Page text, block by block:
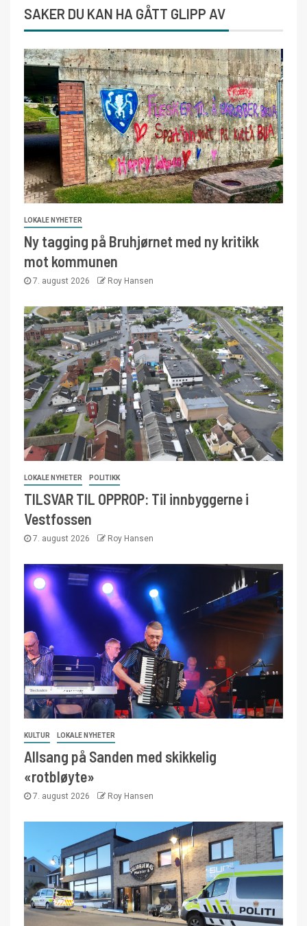
SAKER DU KAN HA GÅTT GLIPP AV
LOKALE NYHETER
Ny tagging på Bruhjørnet med ny kritikk
mot kommunen
7. august 2026 Roy Hansen
LOKALE NYHETER POLITIKK
TILSVAR TIL OPPROP: Til innbyggerne i
Vestfossen
7. august 2026 Roy Hansen
KULTUR LOKALE NYHETER
Allsang på Sanden med skikkelig
«rotbløyte»
7. august 2026 Roy Hansen